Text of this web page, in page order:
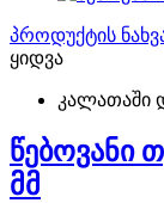
პროდუქტის
ყიდვა
კალათაში
წებოვანი
მმ